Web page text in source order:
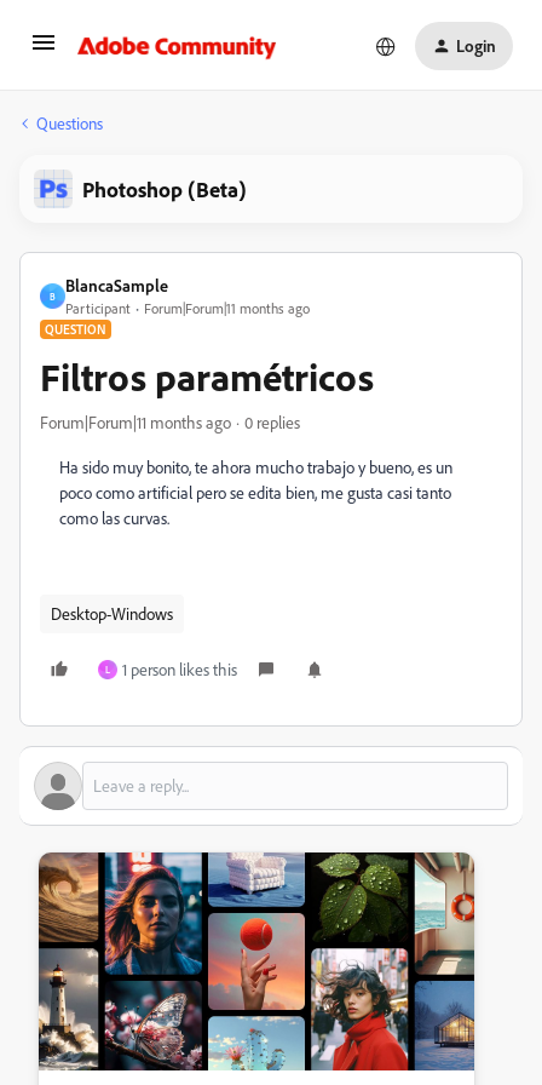
Login
Questions
Photoshop (Beta)
B
BlancaSample
Participant Forum|Forum|11 months ago
QUESTION
Filtros paramétricos
Forum|Forum|11 months ago 0 replies
Ha sido muy bonito, te ahora mucho trabajo y bueno, es un
poco como artificial pero se edita bien, me gusta casi tanto
como las curvas.
Desktop-Windows
L 1 person likes this